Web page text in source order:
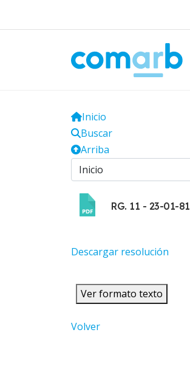
Inicio
Buscar
Arriba
RG. 11 - 23-01-81
Descargar resolución
Ver formato texto
Volver